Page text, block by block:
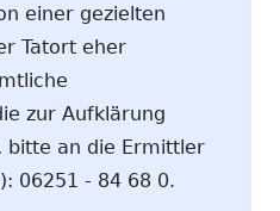
einer gezielten
Tatort eher
zur Aufklärung
bitte an die Ermittler
06251 - 84 68 0.